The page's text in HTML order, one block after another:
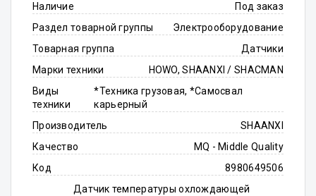
Наличие
Под заказ
Раздел товарной группы
Электрооборудование
Товарная группа
Датчики
Марки техники
HOWO, SHAANXI / SHACMAN
Виды
техники
*Техника грузовая, *Самосвал
карьерный
Производитель
SHAANXI
Качество
MQ - Middle Quality
Код
8980649506
Датчик температуры охлождающей